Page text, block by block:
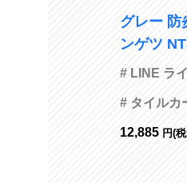
グレー 防
ンゲツ
# LINE ラ
# タイルカ
12,885 円(